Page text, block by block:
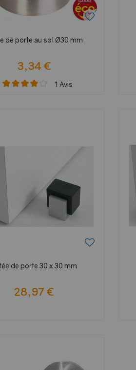
de porte au sol Ø30 mm
3,34 €
1 Avis
de porte 30 x 30 mm
28,97 €